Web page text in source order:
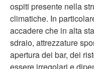
ospiti presente nella
climatiche. In
accadere che in alta
sdraio, attrezzature
apertura dei bar, dei